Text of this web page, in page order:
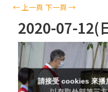
【信仰之旅
【信仰之
【信仰之旅
← 上一頁 下一頁→